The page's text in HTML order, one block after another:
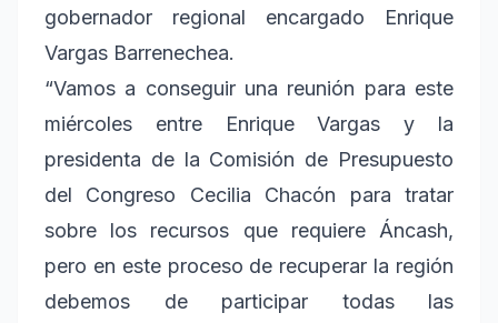
gobernador regional encargado Enrique
Vargas Barrenechea.
“Vamos a conseguir una reunión para este
miércoles entre Enrique Vargas y la
presidenta de la Comisión de Presupuesto
del Congreso Cecilia Chacón para tratar
sobre los recursos que requiere Áncash,
pero en este proceso de recuperar la región
debemos de participar todas las